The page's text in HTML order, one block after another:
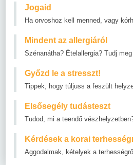
Jogaid
Ha orvoshoz kell menned, vagy
Mindent az allergiáról
Szénanátha? Ételallergia? Tudj
Győzd le a stresszt!
Tippek, hogy túljuss a feszült
Elsősegély tudásteszt
Tudod, mi a teendő
Kérdések a korai
Aggodalmak, kételyek a terhességről